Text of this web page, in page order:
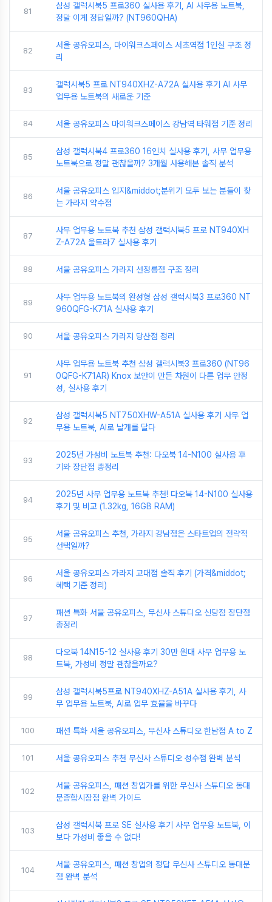
81
삼성 갤럭시북5 프로360 실사용 후기, AI 사무용 노트북,
정말 이게 정답일까? (NT960QHA)
82
서울 공유오피스, 마이워크스페이스 서초역점 1인실 구조 정
리
83
갤럭시북5 프로 NT940XHZ-A72A 실사용 후기 AI 사무
업무용 노트북의 새로운 기준
84 서울 공유오피스 마이워크스페이스 강남역 타워점 기준 정리
85
삼성 갤럭시북4 프로360 16인치 실사용 후기, 사무 업무용
노트북으로 정말 괜찮을까? 3개월 사용해본 솔직 분석
86
서울 공유오피스 입지&middot;분위기 모두 보는 분들이 찾
는 가라지 약수점
87
사무 업무용 노트북 추천 삼성 갤럭시북5 프로 NT940XH
Z-A72A 울트라7 실사용 후기
88 서울 공유오피스 가라지 선정릉점 구조 정리
89
사무 업무용 노트북의 완성형 삼성 갤럭시북3 프로360 NT
960QFG-K71A 실사용 후기
90 서울 공유오피스 가라지 당산점 정리
91
사무 업무용 노트북 추천 삼성 갤럭시북3 프로360 (NT96
0QFG-K71AR) Knox 보안이 만든 차원이 다른 업무 안정
성, 실사용 후기
92
삼성 갤럭시북5 NT750XHW-A51A 실사용 후기 사무 업
무용 노트북, AI로 날개를 달다
93
2025년 가성비 노트북 추천: 다오북 14-N100 실사용 후
기와 장단점 총정리
94
2025년 사무 업무용 노트북 추천! 다오북 14-N100 실사용
후기 및 비교 (1.32kg, 16GB RAM)
95
서울 공유오피스 추천, 가라지 강남점은 스타트업의 전략적
선택일까?
96
서울 공유오피스 가라지 교대점 솔직 후기 (가격&middot;
혜택 기준 정리)
97
패션 특화 서울 공유오피스, 무신사 스튜디오 신당점 장단점
총정리
98
다오북 14N15-12 실사용 후기 30만 원대 사무 업무용 노
트북, 가성비 정말 괜찮을까요?
99
삼성 갤럭시북5프로 NT940XHZ-A51A 실사용 후기, 사
무 업무용 노트북, AI로 업무 효율을 바꾸다
100 패션 특화 서울 공유오피스, 무신사 스튜디오 한남점 A to Z
101 서울 공유오피스 추천 무신사 스튜디오 성수점 완벽 분석
102
서울 공유오피스, 패션 창업가를 위한 무신사 스튜디오 동대
문종합시장점 완벽 가이드
103
삼성 갤럭시북 프로 SE 실사용 후기 사무 업무용 노트북, 이
보다 가성비 좋을 수 없다!
104
서울 공유오피스, 패션 창업의 정답 무신사 스튜디오 동대문
점 완벽 분석